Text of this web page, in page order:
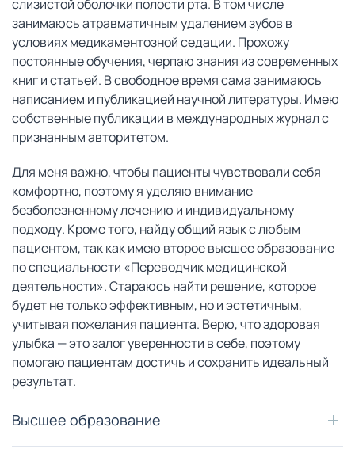
слизистой оболочки полости рта. В том числе
занимаюсь атравматичным удалением зубов в
условиях медикаментозной седации. Прохожу
постоянные обучения, черпаю знания из современных
книг и статьей. В свободное время сама занимаюсь
написанием и публикацией научной литературы. Имею
собственные публикации в международных журнал с
признанным авторитетом.
Для меня важно, чтобы пациенты чувствовали себя
комфортно, поэтому я уделяю внимание
безболезненному лечению и индивидуальному
подходу. Кроме того, найду общий язык с любым
пациентом, так как имею второе высшее образование
по специальности «Переводчик медицинской
деятельности». Стараюсь найти решение, которое
будет не только эффективным, но и эстетичным,
учитывая пожелания пациента. Верю, что здоровая
улыбка — это залог уверенности в себе, поэтому
помогаю пациентам достичь и сохранить идеальный
результат.
Высшее образование